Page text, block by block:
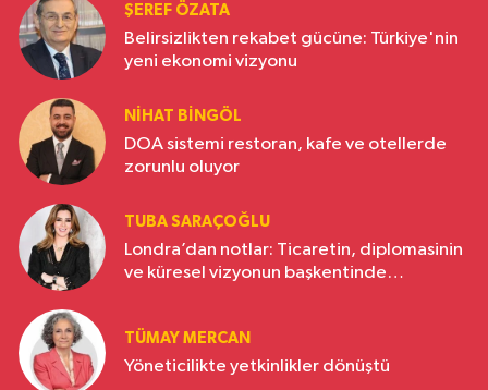
ŞEREF ÖZATA
Belirsizlikten rekabet gücüne: Türkiye'nin
yeni ekonomi vizyonu
NIHAT BINGÖL
DOA sistemi restoran, kafe ve otellerde
zorunlu oluyor
TUBA SARAÇOĞLU
Londra’dan notlar: Ticaretin, diplomasinin
ve küresel vizyonun başkentinde
TÜMAY MERCAN
Yöneticilikte yetkinlikler dönüştü